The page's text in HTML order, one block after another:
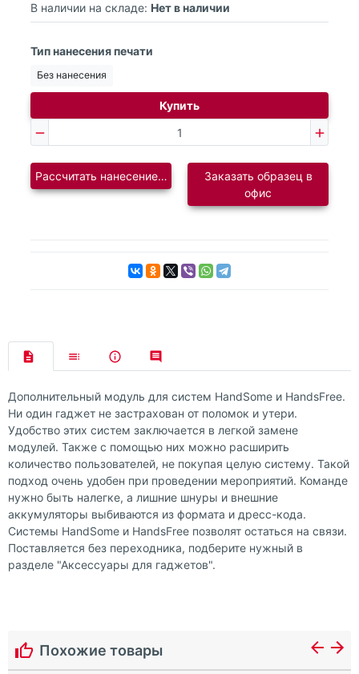
В наличии на складе: Нет в наличии
Тип нанесения печати
Без нанесения
Купить
Рассчитать нанесение логотипаЗаказать образец в
офис
Дополнительный модуль для систем HandSome и HandsFree.
Ни один гаджет не застрахован от поломок и утери.
Удобство этих систем заключается в легкой замене
модулей. Также с помощью них можно расширить
количество пользователей, не покупая целую систему. Такой
подход очень удобен при проведении мероприятий. Команде
нужно быть налегке, а лишние шнуры и внешние
аккумуляторы выбиваются из формата и дресс-кода.
Системы HandSome и HandsFree позволят остаться на связи.
Поставляется без переходника, подберите нужный в
разделе "Аксессуары для гаджетов".
Похожие товары